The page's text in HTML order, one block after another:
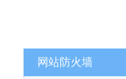
网站防火墙